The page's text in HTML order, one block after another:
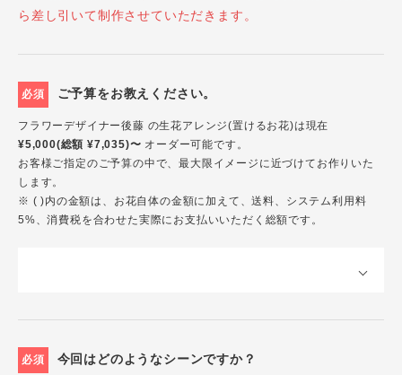
ら差し引いて制作させていただきます。
必須 ご予算をお教えください。
フラワーデザイナー後藤 の生花アレンジ(置けるお花)は現在
¥5,000(総額 ¥7,035)〜 オーダー可能です。
お客様ご指定のご予算の中で、最大限イメージに近づけてお作りいた
します。
※ ( )内の金額は、お花自体の金額に加えて、送料、システム利用料
5%、消費税を合わせた実際にお支払いいただく総額です。
必須 今回はどのようなシーンですか？